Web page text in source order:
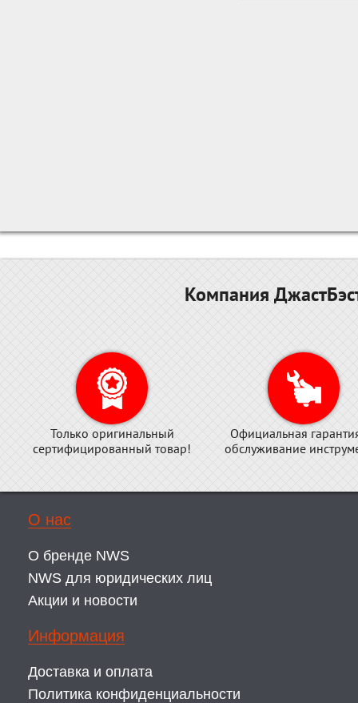
Компания
Только оригинальный
сертифицированный товар!
Официальная
обслуживание
О нас
О бренде NWS
NWS для юридических лиц
Акции и новости
Информация
Доставка и оплата
Политика конфиденциальности